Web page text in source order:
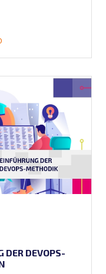
DER DEVOPS-